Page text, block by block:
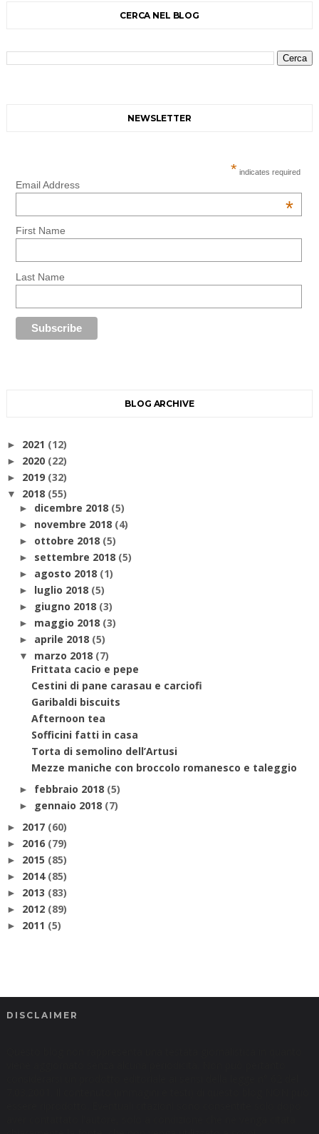
CERCA NEL BLOG
NEWSLETTER
* indicates required
Email Address
*
First Name
Last Name
BLOG ARCHIVE
► 2021 (12)
► 2020 (22)
► 2019 (32)
▼ 2018 (55)
► dicembre 2018 (5)
► novembre 2018 (4)
► ottobre 2018 (5)
► settembre 2018 (5)
► agosto 2018 (1)
► luglio 2018 (5)
► giugno 2018 (3)
► maggio 2018 (3)
► aprile 2018 (5)
▼ marzo 2018 (7)
Frittata cacio e pepe
Cestini di pane carasau e carciofi
Garibaldi biscuits
Afternoon tea
Sofficini fatti in casa
Torta di semolino dell’Artusi
Mezze maniche con broccolo romanesco e taleggio
► febbraio 2018 (5)
► gennaio 2018 (7)
► 2017 (60)
► 2016 (79)
► 2015 (85)
► 2014 (85)
► 2013 (83)
► 2012 (89)
► 2011 (5)
DISCLAIMER